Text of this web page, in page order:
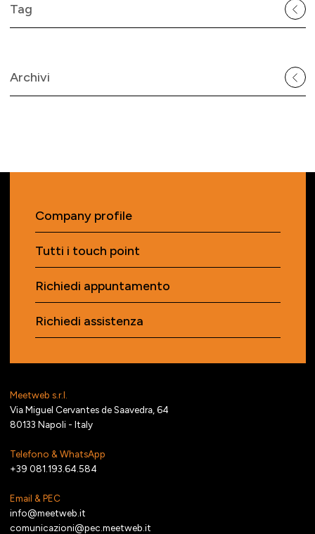
Tag
Archivi
Meetweb s.r.l.
Via Miguel Cervantes de Saavedra, 64
80133 Napoli - Italy
Telefono & WhatsApp
+39 081.193.64.584
Email & PEC
info@meetweb.it
comunicazioni@pec.meetweb.it
Company profile
Tutti i touch point
Richiedi appuntamento
Richiedi assistenza